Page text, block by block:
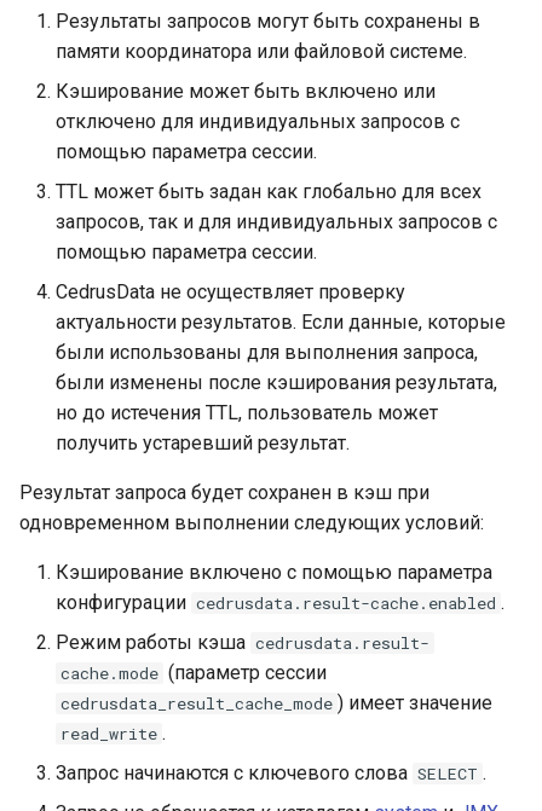
cache.max-entry-count
cache.store.type
cedrusdata.result-
cache.store.memory.max-
size
cache.store.file.max-size
cedrusdata.result-
cache.store.file.path
cedrusdata.result-
cache.store.file.read-
buffer-size
cedrusdata.result-
cache.store.file.write-
cache.max-entry-count
cache.store.type
cedrusdata.result-
cache.store.memory.max-
size
cache.store.file.max-size
cedrusdata.result-
cache.store.file.path
cedrusdata.result-
cache.store.file.read-
buffer-size
cedrusdata.result-
cache.store.file.write-
Результаты запросов могут быть сохранены в
памяти координатора или файловой системе.
Кэширование может быть включено или
отключено для индивидуальных запросов с
помощью параметра сессии.
TTL может быть задан как глобально для всех
запросов, так и для индивидуальных запросов с
помощью параметра сессии.
CedrusData не осуществляет проверку
актуальности результатов. Если данные, которые
были использованы для выполнения запроса,
были изменены после кэширования результата,
но до истечения TTL, пользователь может
получить устаревший результат.
Результат запроса будет сохранен в кэш при
одновременном выполнении следующих условий:
Кэширование включено с помощью параметра
конфигурации cedrusdata.result-cache.enabled .
Режим работы кэша cedrusdata.result-
cache.mode (параметр сессии
cedrusdata_result_cache_mode ) имеет значение
read_write .
Запрос начинаются с ключевого слова SELECT .